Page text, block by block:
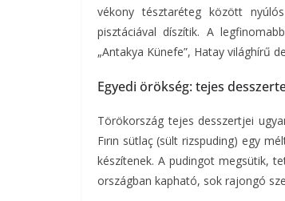
vékony tésztaréteg között
pisztáciával díszítik. A
„Antakya Künefe”, Hatay világhírű
Egyedi örökség: tejes
Törökország tejes desszertjei
Fırın sütlaç (sült rizspuding) egy
készítenek. A pudingot megsütik,
országban kapható, sok rajongó